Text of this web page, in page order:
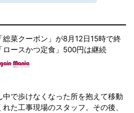
総菜クーポン」が8月12日15時で終
ロースかつ定食」500円は継続
中で歩けなくなった所を抱えて移動
れた工事現場のスタッフ。その後、